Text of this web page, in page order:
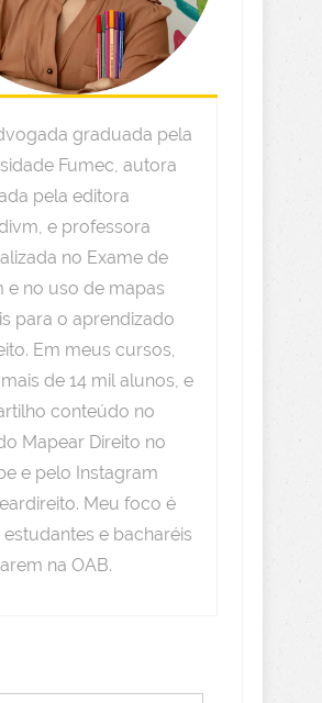
graduada pela
Fumec, autora
pela editora
e professora
no Exame de
e no uso de mapas
para o aprendizado
Em meus cursos,
de 14 mil alunos, e
conteúdo no
Mapear Direito no
e pelo Instagram
Meu foco é
e bacharéis
na OAB.